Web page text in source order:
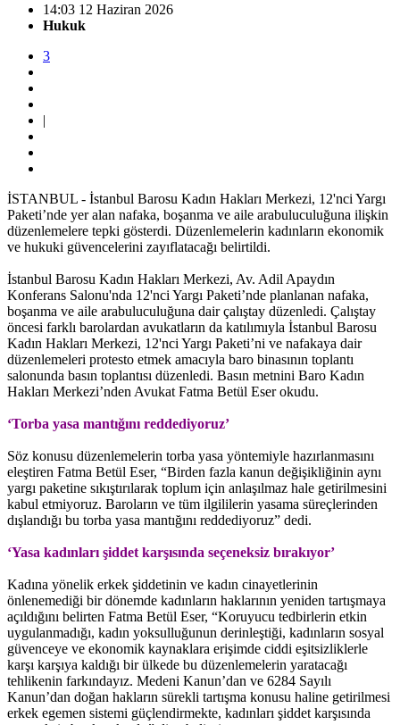
14:03 12 Haziran 2026
Hukuk
3
|
İSTANBUL - İstanbul Barosu Kadın Hakları Merkezi, 12'nci Yargı
Paketi’nde yer alan nafaka, boşanma ve aile arabuluculuğuna ilişkin
düzenlemelere tepki gösterdi. Düzenlemelerin kadınların ekonomik
ve hukuki güvencelerini zayıflatacağı belirtildi.
İstanbul Barosu Kadın Hakları Merkezi, Av. Adil Apaydın
Konferans Salonu'nda 12'nci Yargı Paketi’nde planlanan nafaka,
boşanma ve aile arabuluculuğuna dair çalıştay düzenledi. Çalıştay
öncesi farklı barolardan avukatların da katılımıyla İstanbul Barosu
Kadın Hakları Merkezi, 12'nci Yargı Paketi’ni ve nafakaya dair
düzenlemeleri protesto etmek amacıyla baro binasının toplantı
salonunda basın toplantısı düzenledi. Basın metnini Baro Kadın
Hakları Merkezi’nden Avukat Fatma Betül Eser okudu.
‘Torba yasa mantığını reddediyoruz’
Söz konusu düzenlemelerin torba yasa yöntemiyle hazırlanmasını
eleştiren Fatma Betül Eser, “Birden fazla kanun değişikliğinin aynı
yargı paketine sıkıştırılarak toplum için anlaşılmaz hale getirilmesini
kabul etmiyoruz. Baroların ve tüm ilgililerin yasama süreçlerinden
dışlandığı bu torba yasa mantığını reddediyoruz” dedi.
‘Yasa kadınları şiddet karşısında seçeneksiz bırakıyor’
Kadına yönelik erkek şiddetinin ve kadın cinayetlerinin
önlenemediği bir dönemde kadınların haklarının yeniden tartışmaya
açıldığını belirten Fatma Betül Eser, “Koruyucu tedbirlerin etkin
uygulanmadığı, kadın yoksulluğunun derinleştiği, kadınların sosyal
güvenceye ve ekonomik kaynaklara erişimde ciddi eşitsizliklerle
karşı karşıya kaldığı bir ülkede bu düzenlemelerin yaratacağı
tehlikenin farkındayız. Medeni Kanun’dan ve 6284 Sayılı
Kanun’dan doğan hakların sürekli tartışma konusu haline getirilmesi
erkek egemen sistemi güçlendirmekte, kadınları şiddet karşısında